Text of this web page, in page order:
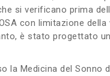
si verificano prima
con limitazione
è stato progettato
la Medicina del Sonno